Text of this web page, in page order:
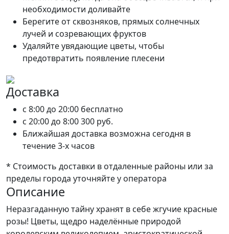
необходимости доливайте
Берегите от сквозняков, прямых солнечных
лучей и созревающих фруктов
Удаляйте увядающие цветы, чтобы
предотвратить появление плесени
Доставка
c 8:00 до 20:00 бесплатно
c 20:00 до 8:00300 руб.
Ближайшая доставка возможна сегодня в
течение 3-х часов
* Стоимость доставки в отдаленные районы или за
пределы города уточняйте у оператора
Описание
Неразгаданную тайну хранят в себе жгучие красные
розы! Цветы, щедро наделённые природой